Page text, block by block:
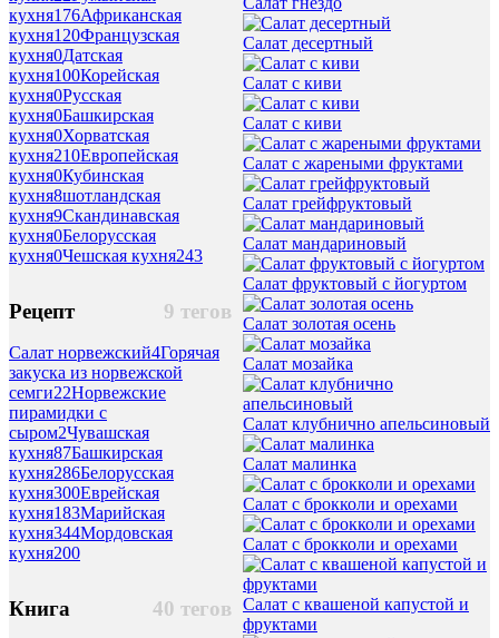
кухня176Африканская
кухня120Французская
кухня0Датская
кухня100Корейская
кухня0Русская
кухня0Башкирская
кухня0Хорватская
кухня210Европейская
кухня0Кубинская
кухня8шотландская
кухня9Скандинавская
кухня0Белорусская
кухня0Чешская кухня243
9 тегов
Рецепт
Салат норвежский4Горячая
закуска из норвежской
семги22Норвежские
пирамидки с
сыром2Чувашская
кухня87Башкирская
кухня286Белорусская
кухня300Еврейская
кухня183Марийская
кухня344Мордовская
кухня200
40 тегов
Книга
Салат десертный
Салат с киви
Салат с киви
Салат с жареными фруктами
Салат грейфруктовый
Салат мандариновый
Салат фруктовый с йогуртом
Салат золотая осень
Салат мозайка
Салат клубнично апельсиновый
Салат малинка
Салат с брокколи и орехами
Салат с брокколи и орехами
Салат с квашеной капустой и
фруктами